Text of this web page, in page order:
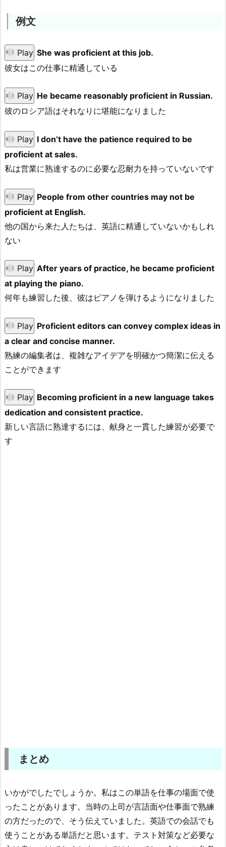
例文
Play She was proficient at this job.
彼女はこの仕事に精通している
Play He became reasonably proficient in Russian.
彼のロシア語はそれなりに堪能になりました
Play I don’t have the patience required to be
proficient at sales.
私は営業に熟達するのに必要な忍耐力を持っていないです
Play People from other countries may not be
proficient at English.
他の国から来た人たちは、英語に精通していないかもしれ
ない
Play After years of practice, he became proficient
at playing the piano.
何年も練習した後、彼はピアノを弾けるようになりました
Play Proficient editors can convey complex ideas in
a clear and concise manner.
熟練の編集者は、複雑なアイデアを明確かつ簡潔に伝える
ことができます
Play Becoming proficient in a new language takes
dedication and consistent practice.
新しい言語に熟達するには、献身と一貫した練習が必要で
す
まとめ
いかがでしたでしょうか。私はこの単語を仕事の場面で使
ったことがあります。当時の上司が言語面や仕事面で熟練
の方だったので、そう伝えていました。英語での会話でも
使うことがある単語だと思います。テスト対策など必要な